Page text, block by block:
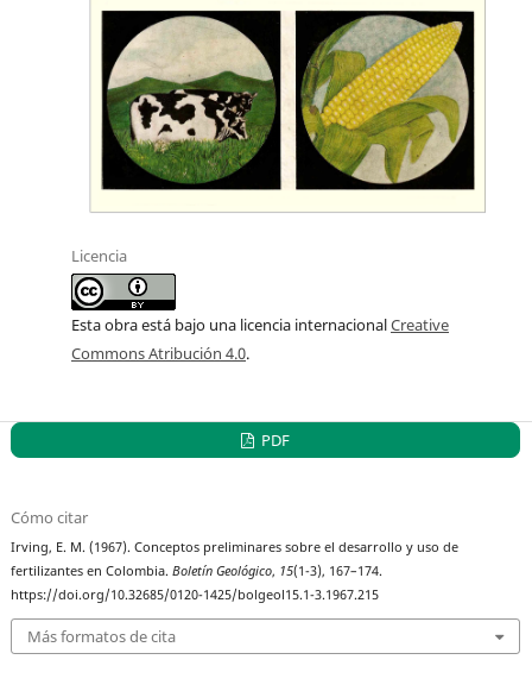
Licencia
Esta obra está bajo una licencia internacionalCreative
Commons Atribución 4.0.
PDF
Cómo citar
Irving, E. M. (1967). Conceptos preliminares sobre el desarrollo y uso de
fertilizantes en Colombia.Boletín Geológico, 15(1-3), 167–174.
https://doi.org/10.32685/0120-1425/bolgeol15.1-3.1967.215
Más formatos de cita